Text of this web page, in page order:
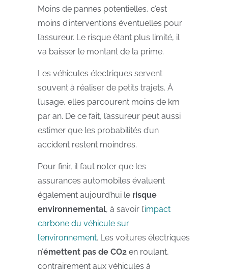
Moins de pannes potentielles, c’est
moins d’interventions éventuelles pour
l’assureur. Le risque étant plus limité, il
va baisser le montant de la prime.
Les véhicules électriques servent
souvent à réaliser de petits trajets. À
l’usage, elles parcourent moins de km
par an. De ce fait, l’assureur peut aussi
estimer que les probabilités d’un
accident restent moindres.
Pour finir, il faut noter que les
assurances automobiles évaluent
également aujourd’hui le risque
environnemental, à savoir l’impact
carbone du véhicule sur
l’environnement. Les voitures électriques
n’émettent pas de CO2 en roulant,
contrairement aux véhicules à